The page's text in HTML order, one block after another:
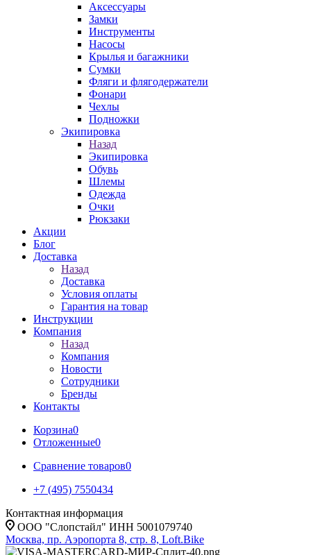
Аксессуары
Замки
Инструменты
Насосы
Крылья и багажники
Сумки
Фляги и флягодержатели
Фонари
Чехлы
Подножки
Экипировка
Назад
Экипировка
Обувь
Шлемы
Одежда
Очки
Рюкзаки
Акции
Блог
Доставка
Назад
Доставка
Условия оплаты
Гарантия на товар
Инструкции
Компания
Назад
Компания
Новости
Сотрудники
Бренды
Контакты
Корзина0
Отложенные0
Сравнение товаров0
+7 (495) 7550434
Контактная информация
ООО "Слопстайл" ИНН 5001079740
Москва, пр. Аэропорта 8, стр. 8, Loft.Bike